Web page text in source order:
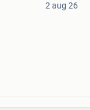
2 aug 26